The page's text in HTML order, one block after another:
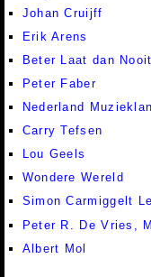
Johan Cruijff
Erik Arens
Beter Laat dan Nooit
Peter Faber
Nederland
Carry Tefsen
Lou Geels
Wondere Wereld
Simon Carmiggelt
Peter R. De Vries,
Albert Mol